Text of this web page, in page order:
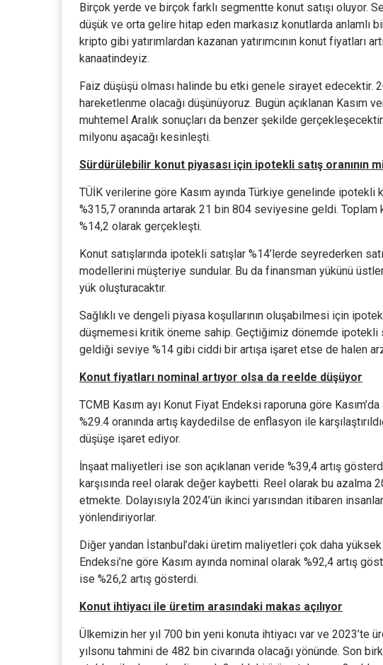
Birçok yerde ve birçok farklı segmentte konut satışı oluyor.
düşük ve orta gelire hitap eden markasız konutlarda anlamlı
kripto gibi yatırımlardan kazanan yatırımcının konut fiyatları
kanaatindeyiz.
Faiz düşüşü olması halinde bu etki genele sirayet edecektir.
hareketlenme olacağı düşünüyoruz. Bugün açıklanan Kasım
muhtemel Aralık sonuçları da benzer şekilde
milyonu aşacağı kesinleşti.
Sürdürülebilir konut piyasası için ipotekli satış oranının
TÜİK verilerine göre Kasım ayında Türkiye genelinde ipotekli
%315,7 oranında artarak 21 bin 804 seviyesine geldi. Toplam
%14,2 olarak gerçekleşti.
Konut satışlarında ipotekli satışlar %14’lerde seyrederken
modellerini müşteriye sundular. Bu da finansman yükünü
yük oluşturacaktır.
Sağlıklı ve dengeli piyasa koşullarının oluşabilmesi için
düşmemesi kritik öneme sahip. Geçtiğimiz dönemde ipotekli
geldiği seviye %14 gibi ciddi bir artışa işaret etse de halen
Konut fiyatları nominal artıyor olsa da reelde düşüyor
TCMB Kasım ayı Konut Fiyat Endeksi raporuna göre
%29.4 oranında artış kaydedilse de enflasyon ile
düşüşe işaret ediyor.
İnşaat maliyetleri ise son açıklanan veride %39,4 artış
karşısında reel olarak değer kaybetti. Reel olarak bu azalma
etmekte. Dolayısıyla 2024’ün ikinci yarısından itibaren
yönlendiriyorlar.
Diğer yandan İstanbul’daki üretim maliyetleri çok daha
Endeksi’ne göre Kasım ayında nominal olarak %92,4 artış
ise %26,2 artış gösterdi.
Konut ihtiyacı ile üretim arasındaki makas açılıyor
Ülkemizin her yıl 700 bin yeni konuta ihtiyacı var ve
yılsonu tahmini de 482 bin civarında olacağı yönünde. Son